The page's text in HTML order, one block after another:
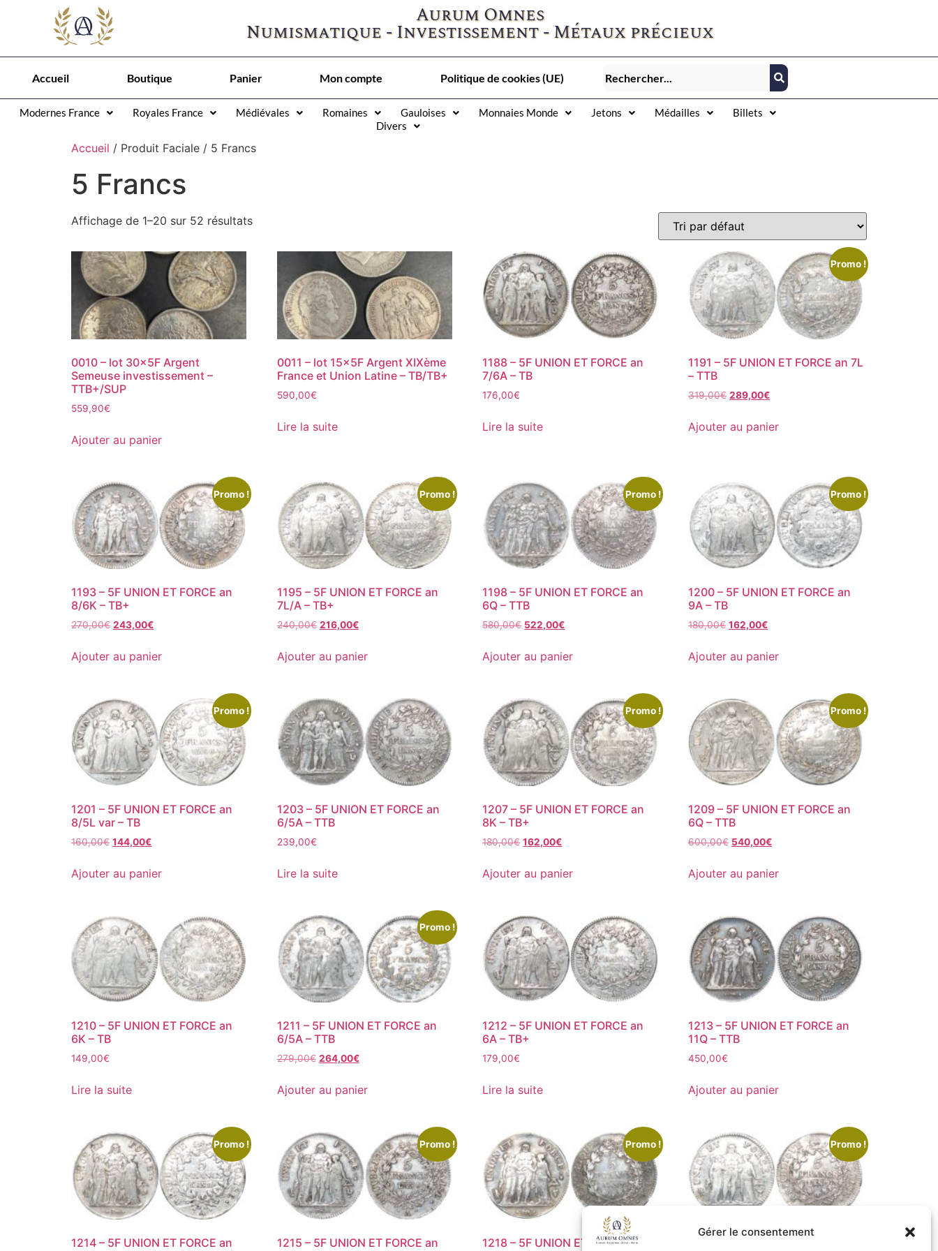
Gérer le consentement
Aurum Omnes
Numismatique - Investissement - Métaux précieux
Accueil Boutique Panier Mon compte Politique de cookies (UE)
Modernes France Royales France Médiévales Romaines Gauloises Monnaies Monde Jetons Médailles
Billets
Divers
Accueil / Produit Faciale / 5 Francs
5 Francs
Affichage de 1–20 sur 52 résultats
0010 – lot 30x5F Argent
Semeuse investissement –
TTB+/SUP
559,90€
Ajouter au panier
0011 – lot 15x5F Argent XIXème
France et Union Latine – TB/TB+
590,00€
Lire la suite
1188 – 5F UNION ET FORCE an
7/6A – TB
176,00€
Lire la suite
Promo !
1191 – 5F UNION ET FORCE an 7L
– TTB
319,00€ 289,00€
Ajouter au panier
Promo !
1193 – 5F UNION ET FORCE an
8/6K – TB+
270,00€ 243,00€
Ajouter au panier
Promo !
1195 – 5F UNION ET FORCE an
7L/A – TB+
240,00€ 216,00€
Ajouter au panier
Promo !
1198 – 5F UNION ET FORCE an
6Q – TTB
580,00€ 522,00€
Ajouter au panier
Promo !
1200 – 5F UNION ET FORCE an
9A – TB
180,00€ 162,00€
Ajouter au panier
Promo !
1201 – 5F UNION ET FORCE an
8/5L var – TB
160,00€ 144,00€
Ajouter au panier
1203 – 5F UNION ET FORCE an
6/5A – TTB
239,00€
Lire la suite
Promo !
1207 – 5F UNION ET FORCE an
8K – TB+
180,00€ 162,00€
Ajouter au panier
Promo !
1209 – 5F UNION ET FORCE an
6Q – TTB
600,00€ 540,00€
Ajouter au panier
1210 – 5F UNION ET FORCE an
6K – TB
149,00€
Lire la suite
Promo !
1211 – 5F UNION ET FORCE an
6/5A – TTB
279,00€ 264,00€
Ajouter au panier
1212 – 5F UNION ET FORCE an
6A – TB+
179,00€
Lire la suite
1213 – 5F UNION ET FORCE an
11Q – TTB
450,00€
Ajouter au panier
Promo !
1214 – 5F UNION ET FORCE an
Promo !
1215 – 5F UNION ET FORCE an
Promo !
1218 – 5F UNION ET FORCE an
Promo !